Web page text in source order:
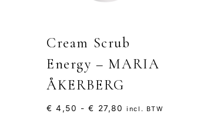
Cream Scrub
Energy – MARIA
ÅKERBERG
€ 4,50 - € 27,80 Prijsklasse:
incl. BTW